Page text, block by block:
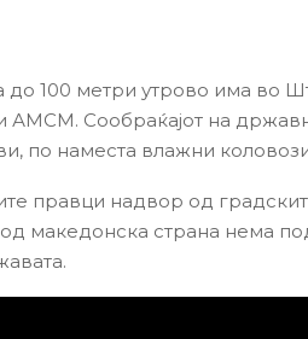
100 метри утрово има во
АМСМ. Сообраќајот на
по наместа влажни
правци надвор од
македонска страна нема